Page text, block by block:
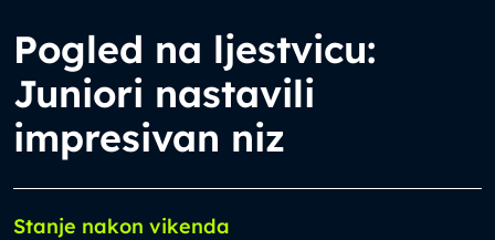
Pogled na ljestvicu:
Juniori nastavili
impresivan niz
Stanje nakon vikenda